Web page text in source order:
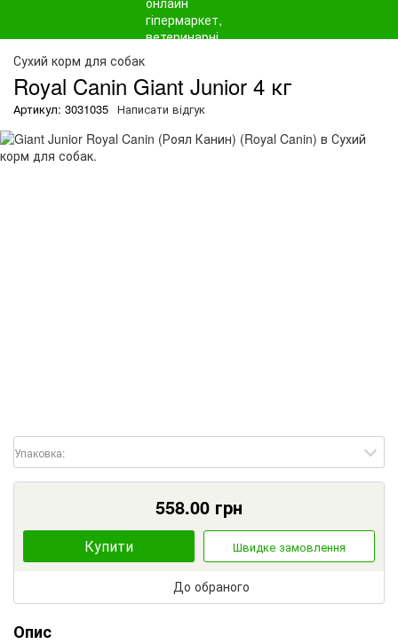
Сухий корм для собак
Royal Canin Giant Junior 4 кг
Артикул: 3031035 Написати відгук
Упаковка:
558.00 грн
Купити Швидке замовлення
До обраного
Опис